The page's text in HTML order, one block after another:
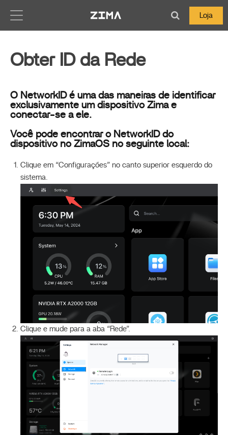
Loja
Obter ID da Rede
O NetworkID é uma das maneiras de identificar
exclusivamente um dispositivo Zima e
conectar-se a ele.
Você pode encontrar o NetworkID do
dispositivo no ZimaOS no seguinte local:
Clique em “Configurações” no canto superior esquerdo do
sistema.
Clique e mude para a aba “Rede”.